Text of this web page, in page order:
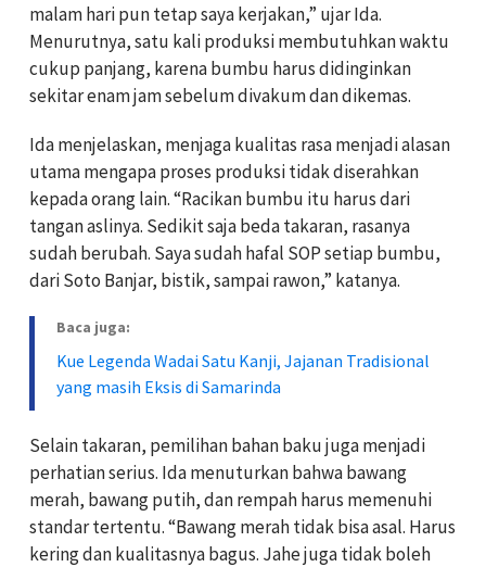
malam hari pun tetap saya kerjakan,” ujar Ida.
Menurutnya, satu kali produksi membutuhkan waktu
cukup panjang, karena bumbu harus didinginkan
sekitar enam jam sebelum divakum dan dikemas.
Ida menjelaskan, menjaga kualitas rasa menjadi alasan
utama mengapa proses produksi tidak diserahkan
kepada orang lain. “Racikan bumbu itu harus dari
tangan aslinya. Sedikit saja beda takaran, rasanya
sudah berubah. Saya sudah hafal SOP setiap bumbu,
dari Soto Banjar, bistik, sampai rawon,” katanya.
Baca juga:
Kue Legenda Wadai Satu Kanji, Jajanan Tradisional
yang masih Eksis di Samarinda
Selain takaran, pemilihan bahan baku juga menjadi
perhatian serius. Ida menuturkan bahwa bawang
merah, bawang putih, dan rempah harus memenuhi
standar tertentu. “Bawang merah tidak bisa asal. Harus
kering dan kualitasnya bagus. Jahe juga tidak boleh